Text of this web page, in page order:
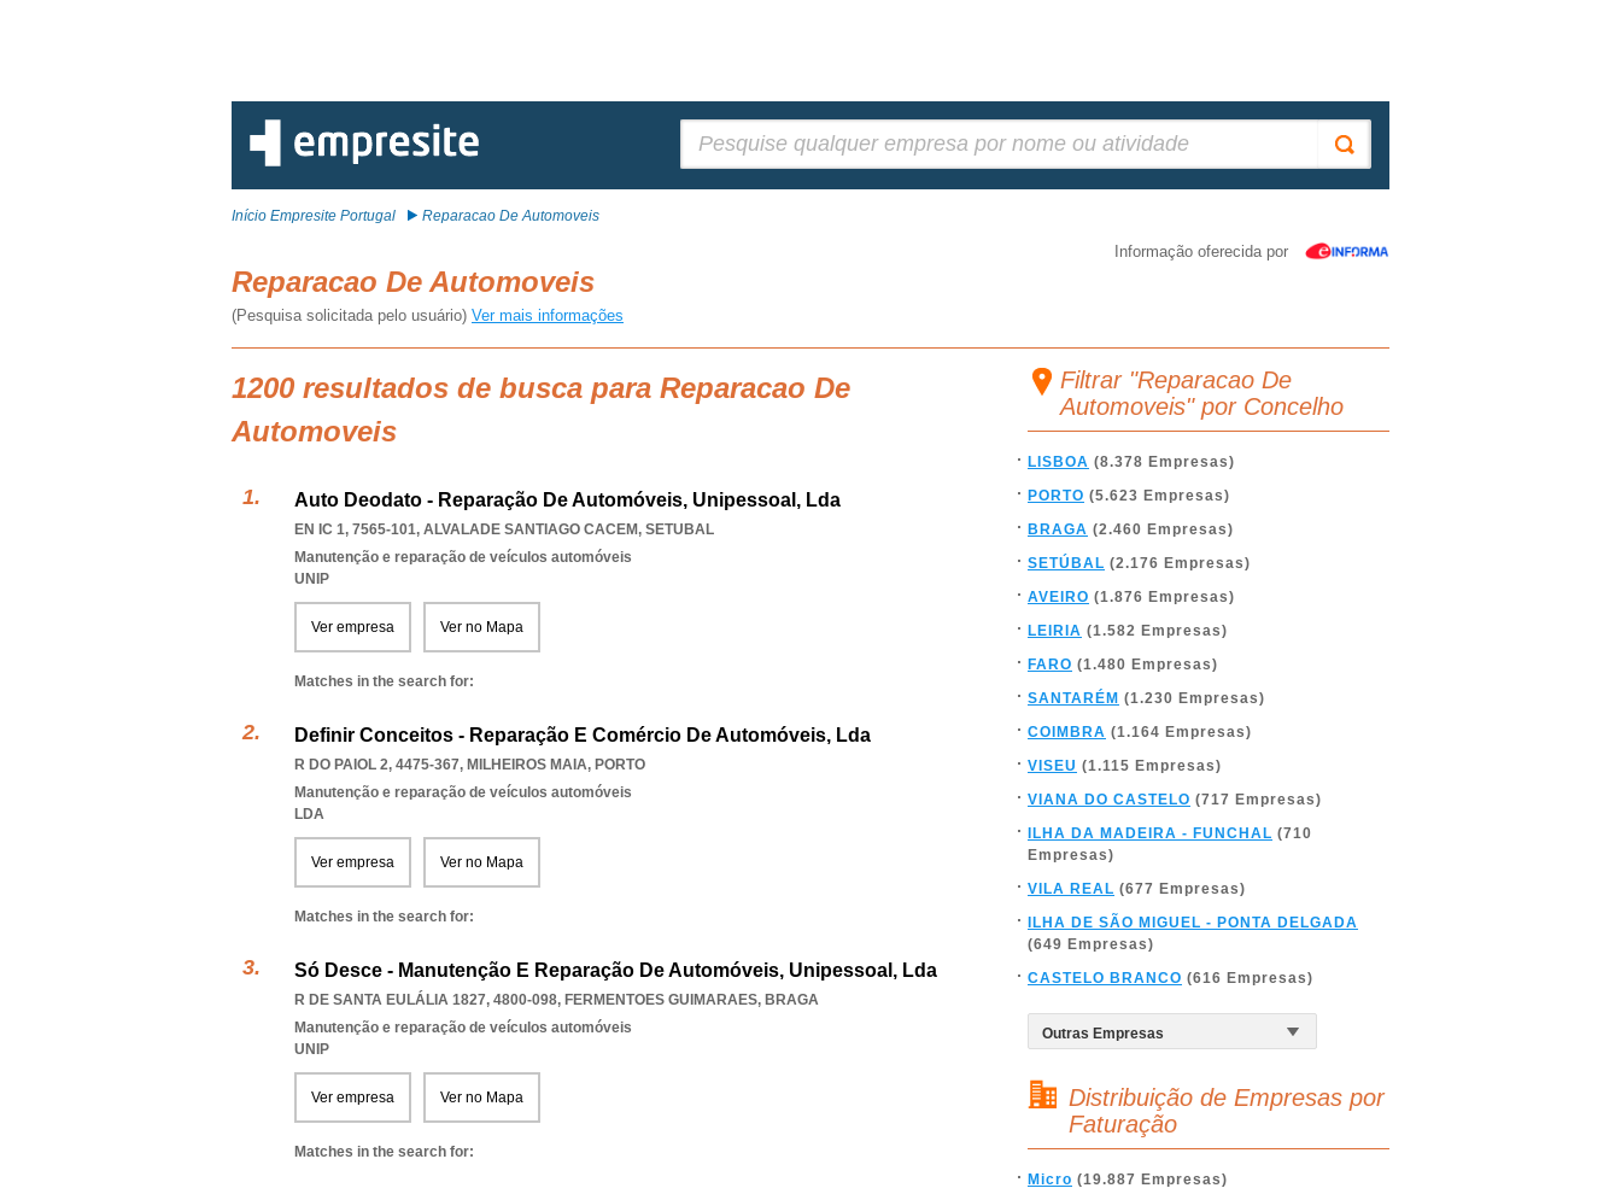
Início Empresite Portugal Reparacao De Automoveis
Informação oferecida por
Reparacao De Automoveis
(Pesquisa solicitada pelo usuário) Ver mais informações
1200 resultados de busca para Reparacao De
Automoveis
Auto Deodato - Reparação De Automóveis, Unipessoal, Lda
EN IC 1, 7565-101, ALVALADE SANTIAGO CACEM, SETUBAL
Manutenção e reparação de veículos automóveis
UNIP
Ver empresa Ver no Mapa
Matches in the search for:
Definir Conceitos - Reparação E Comércio De Automóveis, Lda
R DO PAIOL 2, 4475-367, MILHEIROS MAIA, PORTO
Manutenção e reparação de veículos automóveis
LDA
Ver empresa Ver no Mapa
Matches in the search for:
Só Desce - Manutenção E Reparação De Automóveis, Unipessoal, Lda
R DE SANTA EULÁLIA 1827, 4800-098, FERMENTOES GUIMARAES, BRAGA
Manutenção e reparação de veículos automóveis
UNIP
Ver empresa Ver no Mapa
Matches in the search for:
Filtrar "Reparacao De
Automoveis" por Concelho
LISBOA (8.378 Empresas)
PORTO (5.623 Empresas)
BRAGA (2.460 Empresas)
SETÚBAL (2.176 Empresas)
AVEIRO (1.876 Empresas)
LEIRIA (1.582 Empresas)
FARO (1.480 Empresas)
SANTARÉM (1.230 Empresas)
COIMBRA (1.164 Empresas)
VISEU (1.115 Empresas)
VIANA DO CASTELO (717 Empresas)
ILHA DA MADEIRA - FUNCHAL (710
Empresas)
VILA REAL (677 Empresas)
ILHA DE SÃO MIGUEL - PONTA DELGADA
(649 Empresas)
CASTELO BRANCO (616 Empresas)
Distribuição de Empresas por
Faturação
Micro (19.887 Empresas)